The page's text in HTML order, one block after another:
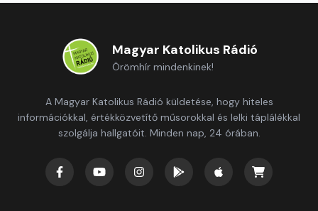
Magyar Katolikus Rádió
Örömhír mindenkinek!
A Magyar Katolikus Rádió küldetése, hogy hiteles
információkkal, értékközvetítő műsorokkal és lelki táplálékkal
szolgálja hallgatóit. Minden nap, 24 órában.